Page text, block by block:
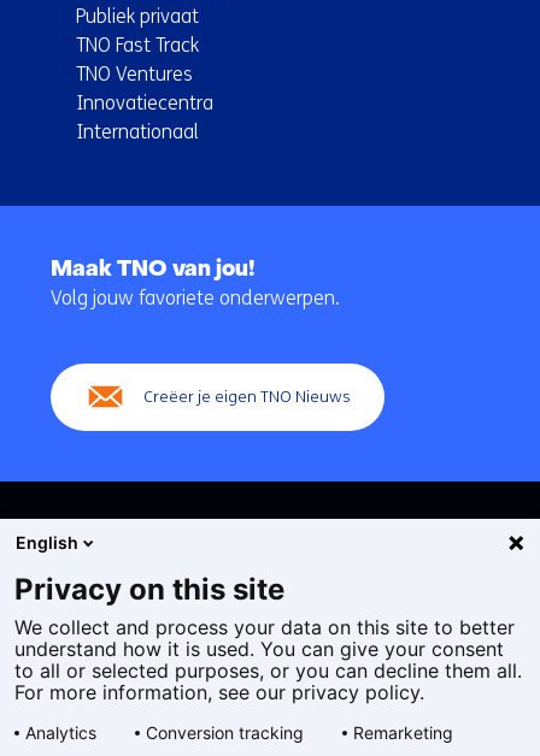
Publiek privaat
TNO Fast Track
TNO Ventures
Innovatiecentra
Internationaal
navigatie
Maak TNO van jou!
Volg jouw favoriete onderwerpen.
Creëer je eigen TNO Nieuws
Cookies
Privacy statement
Toegankelijkheid
Algemene voorwaarden
English
Privacy on this site
We collect and process your data on this site to better
understand how it is used. You can give your consent
to all or selected purposes, or you can decline them all.
For more information, see our privacy policy.
Analytics Conversion tracking
Remarketing